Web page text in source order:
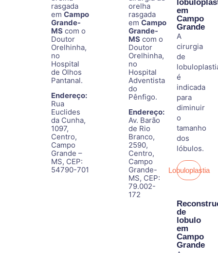
rasgada
em Campo
Grande-
MScom o
Doutor
Orelhinha,
no
Hospital
de Olhos
Pantanal.
Endereço:
Rua
Euclides
da Cunha,
1097,
Centro,
Campo
Grande –
MS, CEP:
54790-701
orelha
rasgada
em Campo
Grande-
MScom o
Doutor
Orelhinha,
no
Hospital
Adventista
do
Pênfigo.
Endereço:
Av. Barão
de Rio
Branco,
2590,
Centro,
Campo
Grande-
MS, CEP:
79.002-
172
em
Campo
Grande
A
cirurgia
de
é
indicada
para
diminuir
o
tamanho
dos
lóbulos.
Lobuloplastia
de
lobulo
em
Campo
Grande